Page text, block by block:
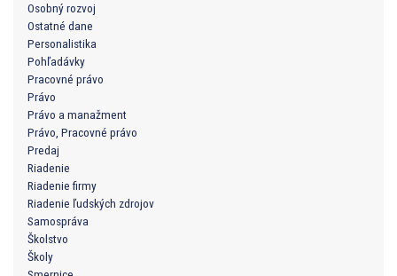
Osobný rozvoj
Ostatné dane
Personalistika
Pohľadávky
Pracovné právo
Právo
Právo a manažment
Právo, Pracovné právo
Predaj
Riadenie
Riadenie firmy
Riadenie ľudských zdrojov
Samospráva
Školstvo
Školy